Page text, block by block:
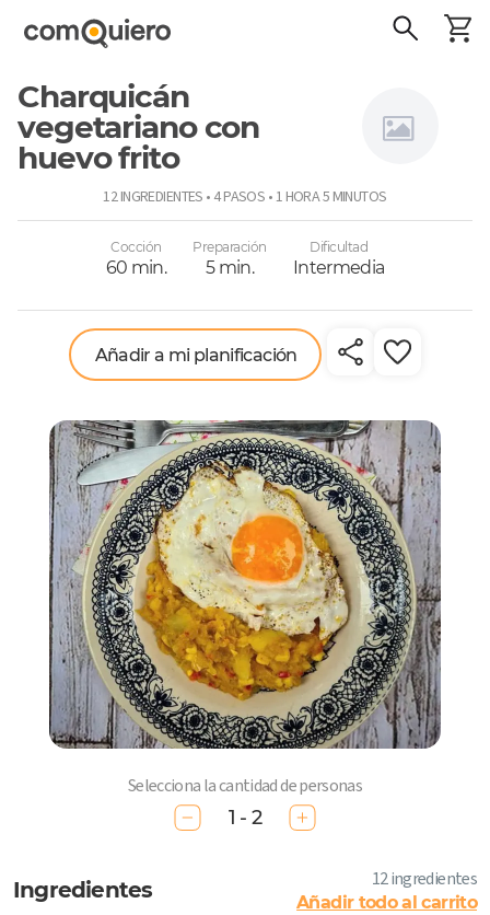
Charquicán
vegetariano con
huevo frito
12 INGREDIENTES • 4 PASOS • 1 HORA 5 MINUTOS
Cocción
60 min.
Preparación
5 min.
Dificultad
Intermedia
Añadir a mi planificación
Selecciona la cantidad de personas
1 - 2
Ingredientes 12 ingredientes
Añadir todo al carrito